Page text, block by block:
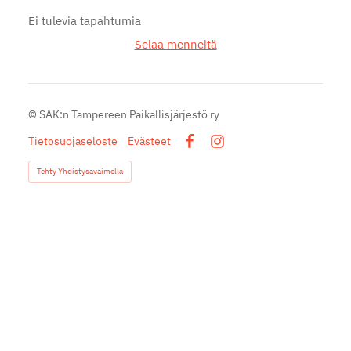
Ei tulevia tapahtumia
Selaa menneitä
© SAK:n Tampereen Paikallisjärjestö ry
Tietosuojaseloste
Evästeet
Tehty Yhdistysavaimella